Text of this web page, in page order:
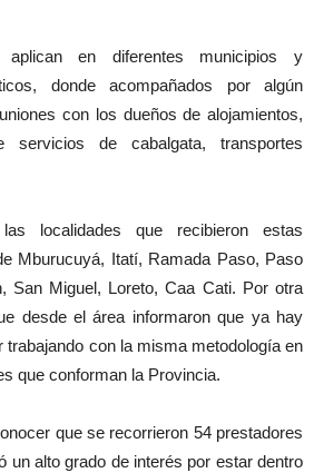
en diferentes municipios y
donde acompañados por algún
con los dueños de alojamientos,
servicios de cabalgata, transportes
localidades que recibieron estas
Mburucuyá, Itatí, Ramada Paso, Paso
San Miguel, Loreto, Caa Cati. Por otra
desde el área informaron que ya hay
con la misma metodología en
que conforman la Provincia.
que se recorrieron 54 prestadores
un alto grado de interés por estar dentro